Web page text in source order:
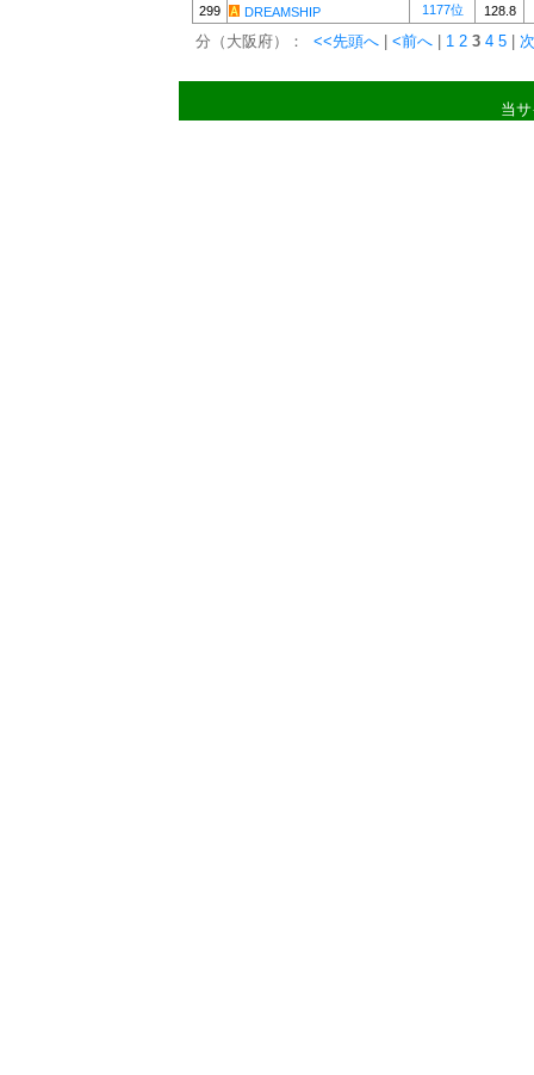
299 DREAMSHIP 1177位 128.8
分（大阪府）： <<先頭へ <前へ 1 2 3 4 5
当